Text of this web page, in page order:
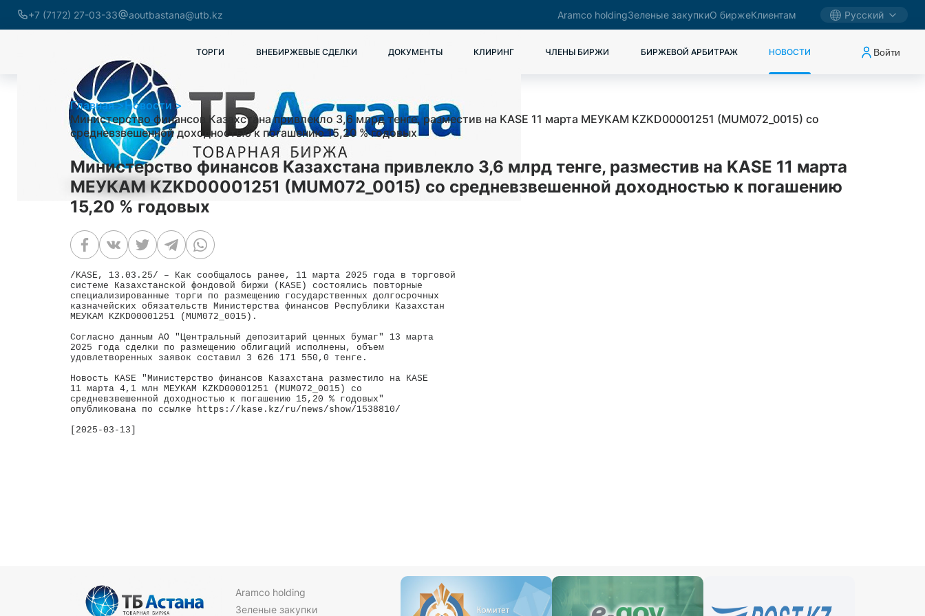
+7 (7172) 27-03-33 aoutbastana@utb.kz Aramco holdingЗеленые закупкиО биржеКлиентам Русский
ТОРГИ ВНЕБИРЖЕВЫЕ СДЕЛКИ ДОКУМЕНТЫ КЛИРИНГ ЧЛЕНЫ БИРЖИ БИРЖЕВОЙ АРБИТРАЖ НОВОСТИ Войти
Главная
Новости
Министерство финансов Казахстана привлекло 3,6 млрд тенге, разместив на KASE 11 марта МЕУКАМ KZKD00001251 (MUM072_0015) со
средневзвешенной доходностью к погашению 15,20 % годовых
Министерство финансов Казахстана привлекло 3,6 млрд тенге, разместив на KASE 11 марта
МЕУКАМ KZKD00001251 (MUM072_0015) со средневзвешенной доходностью к погашению
15,20 % годовых
/KASE, 13.03.25/ – Как сообщалось ранее, 11 марта 2025 года в торговой
системе Казахстанской фондовой биржи (KASE) состоялись повторные
специализированные торги по размещению государственных долгосрочных
казначейских обязательств Министерства финансов Республики Казахстан
МЕУКАМ KZKD00001251 (MUM072_0015).
Согласно данным АО "Центральный депозитарий ценных бумаг" 13 марта
2025 года сделки по размещению облигаций исполнены, объем
удовлетворенных заявок составил 3 626 171 550,0 тенге.
Новость KASE "Министерство финансов Казахстана разместило на KASE
11 марта 4,1 млн МЕУКАМ KZKD00001251 (MUM072_0015) со
средневзвешенной доходностью к погашению 15,20 % годовых"
опубликована по ссылке https://kase.kz/ru/news/show/1538810/
[2025-03-13]
Aramco holding
Зеленые закупки